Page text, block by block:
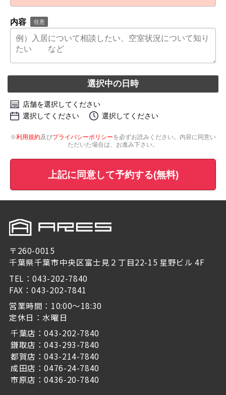
内容 任意
選択中の日時
店舗を選択してください
選択してください
選択してください
※利用規約及びプライバシーポリシーを必ずお読みください。内容に同意い
ただいた場合は、お進み下さい。
上記に同意して予約する(無料)
〒260-0015
千葉県千葉市中央区富士見２丁目22-15 星野ビル 4F
TEL：043-202-7840
FAX：043-202-7841
営業時間：10:00～18:30
定休日：水曜日
千葉店：043-202-7840
鎌取店：043-293-7840
都賀店：043-214-7840
成田店：0476-24-7840
市原店：0436-20-7840